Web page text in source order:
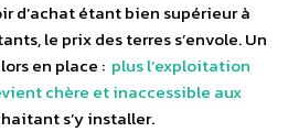
d’achat étant bien supérieur à
le prix des terres s’envole. Un
en place : plus l’exploitation
chère et inaccessible aux
s’y installer.